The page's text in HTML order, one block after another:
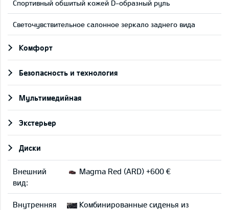
Cпортивный обшитый кожей D-образный руль
Светочувствительное салонное зеркало заднего вида
Комфорт
Безопасность и технология
Мультимедийная
Экстерьер
Диски
Внешний
вид:
Magma Red (ARD) +600 €
Внутренняя
Комбинированные сиденья из